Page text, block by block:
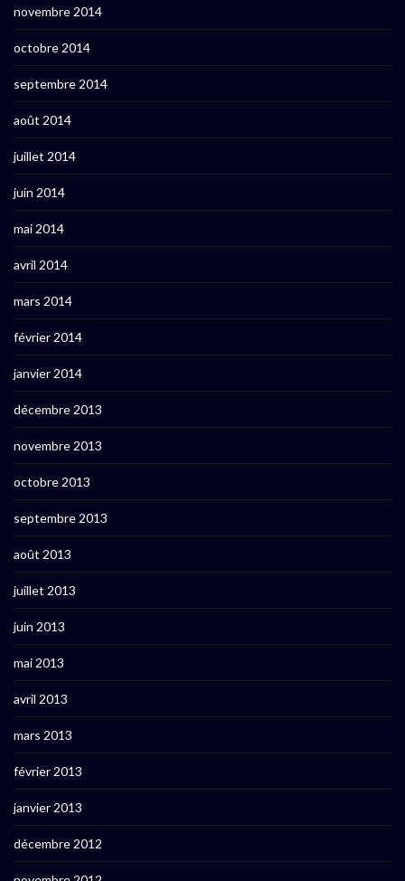
novembre 2014
octobre 2014
septembre 2014
août 2014
juillet 2014
juin 2014
mai 2014
avril 2014
mars 2014
février 2014
janvier 2014
décembre 2013
novembre 2013
octobre 2013
septembre 2013
août 2013
juillet 2013
juin 2013
mai 2013
avril 2013
mars 2013
février 2013
janvier 2013
décembre 2012